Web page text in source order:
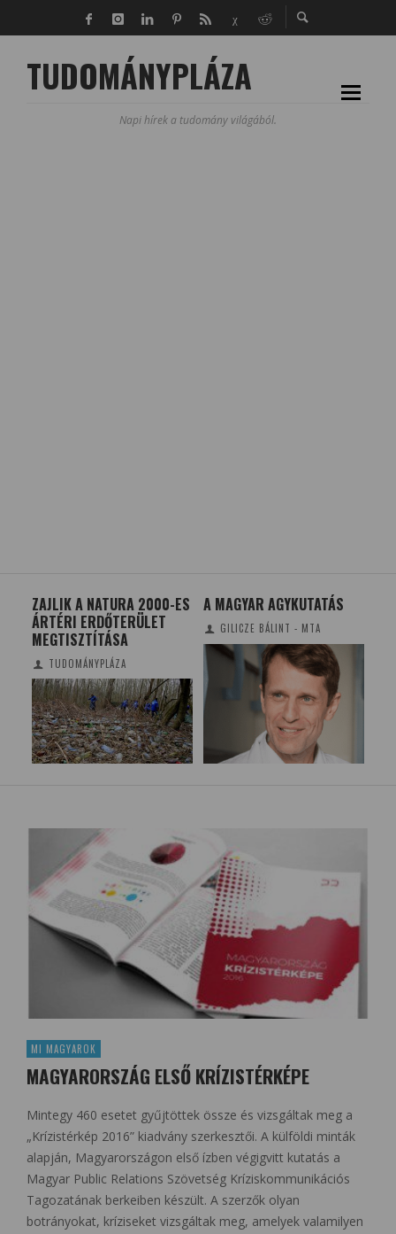
TUDOMÁNYPLÁZA
Napi hírek a tudomány világából.
ZAJLIK A NATURA 2000-ES
ÁRTÉRI ERDŐTERÜLET
MEGTISZTÍTÁSA
TUDOMÁNYPLÁZA
A MAGYAR AGYKUTATÁS
GILICZE BÁLINT - MTA
MI MAGYAROK
MAGYARORSZÁG ELSŐ KRÍZISTÉRKÉPE
Mintegy 460 esetet gyűjtöttek össze és vizsgáltak meg a
„Krízistérkép 2016” kiadvány szerkesztői. A külföldi minták
alapján, Magyarországon első ízben végigvitt kutatás a
Magyar Public Relations Szövetség Kríziskommunikációs
Tagozatának berkeiben készült. A szerzők olyan
botrányokat, kríziseket vizsgáltak meg, amelyek valamilyen